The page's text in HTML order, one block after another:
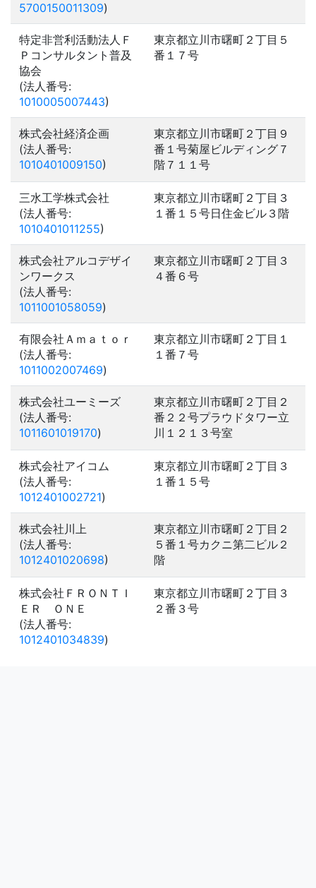
5700150011309)
特定非営利活動法人Ｆ
Ｐコンサルタント普及
協会
(法人番号:
1010005007443)
東京都立川市曙町２丁目５
番１７号
株式会社経済企画
(法人番号:
1010401009150)
東京都立川市曙町２丁目９
番１号菊屋ビルディング７
階７１１号
三水工学株式会社
(法人番号:
1010401011255)
東京都立川市曙町２丁目３
１番１５号日住金ビル３階
株式会社アルコデザイ
ンワークス
(法人番号:
1011001058059)
東京都立川市曙町２丁目３
４番６号
有限会社Ａｍａｔｏｒ
(法人番号:
1011002007469)
東京都立川市曙町２丁目１
１番７号
株式会社ユーミーズ
(法人番号:
1011601019170)
東京都立川市曙町２丁目２
番２２号プラウドタワー立
川１２１３号室
株式会社アイコム
(法人番号:
1012401002721)
東京都立川市曙町２丁目３
１番１５号
株式会社川上
(法人番号:
1012401020698)
東京都立川市曙町２丁目２
５番１号カクニ第二ビル２
階
株式会社ＦＲＯＮＴＩ
ＥＲ ＯＮＥ
(法人番号:
1012401034839)
東京都立川市曙町２丁目３
２番３号